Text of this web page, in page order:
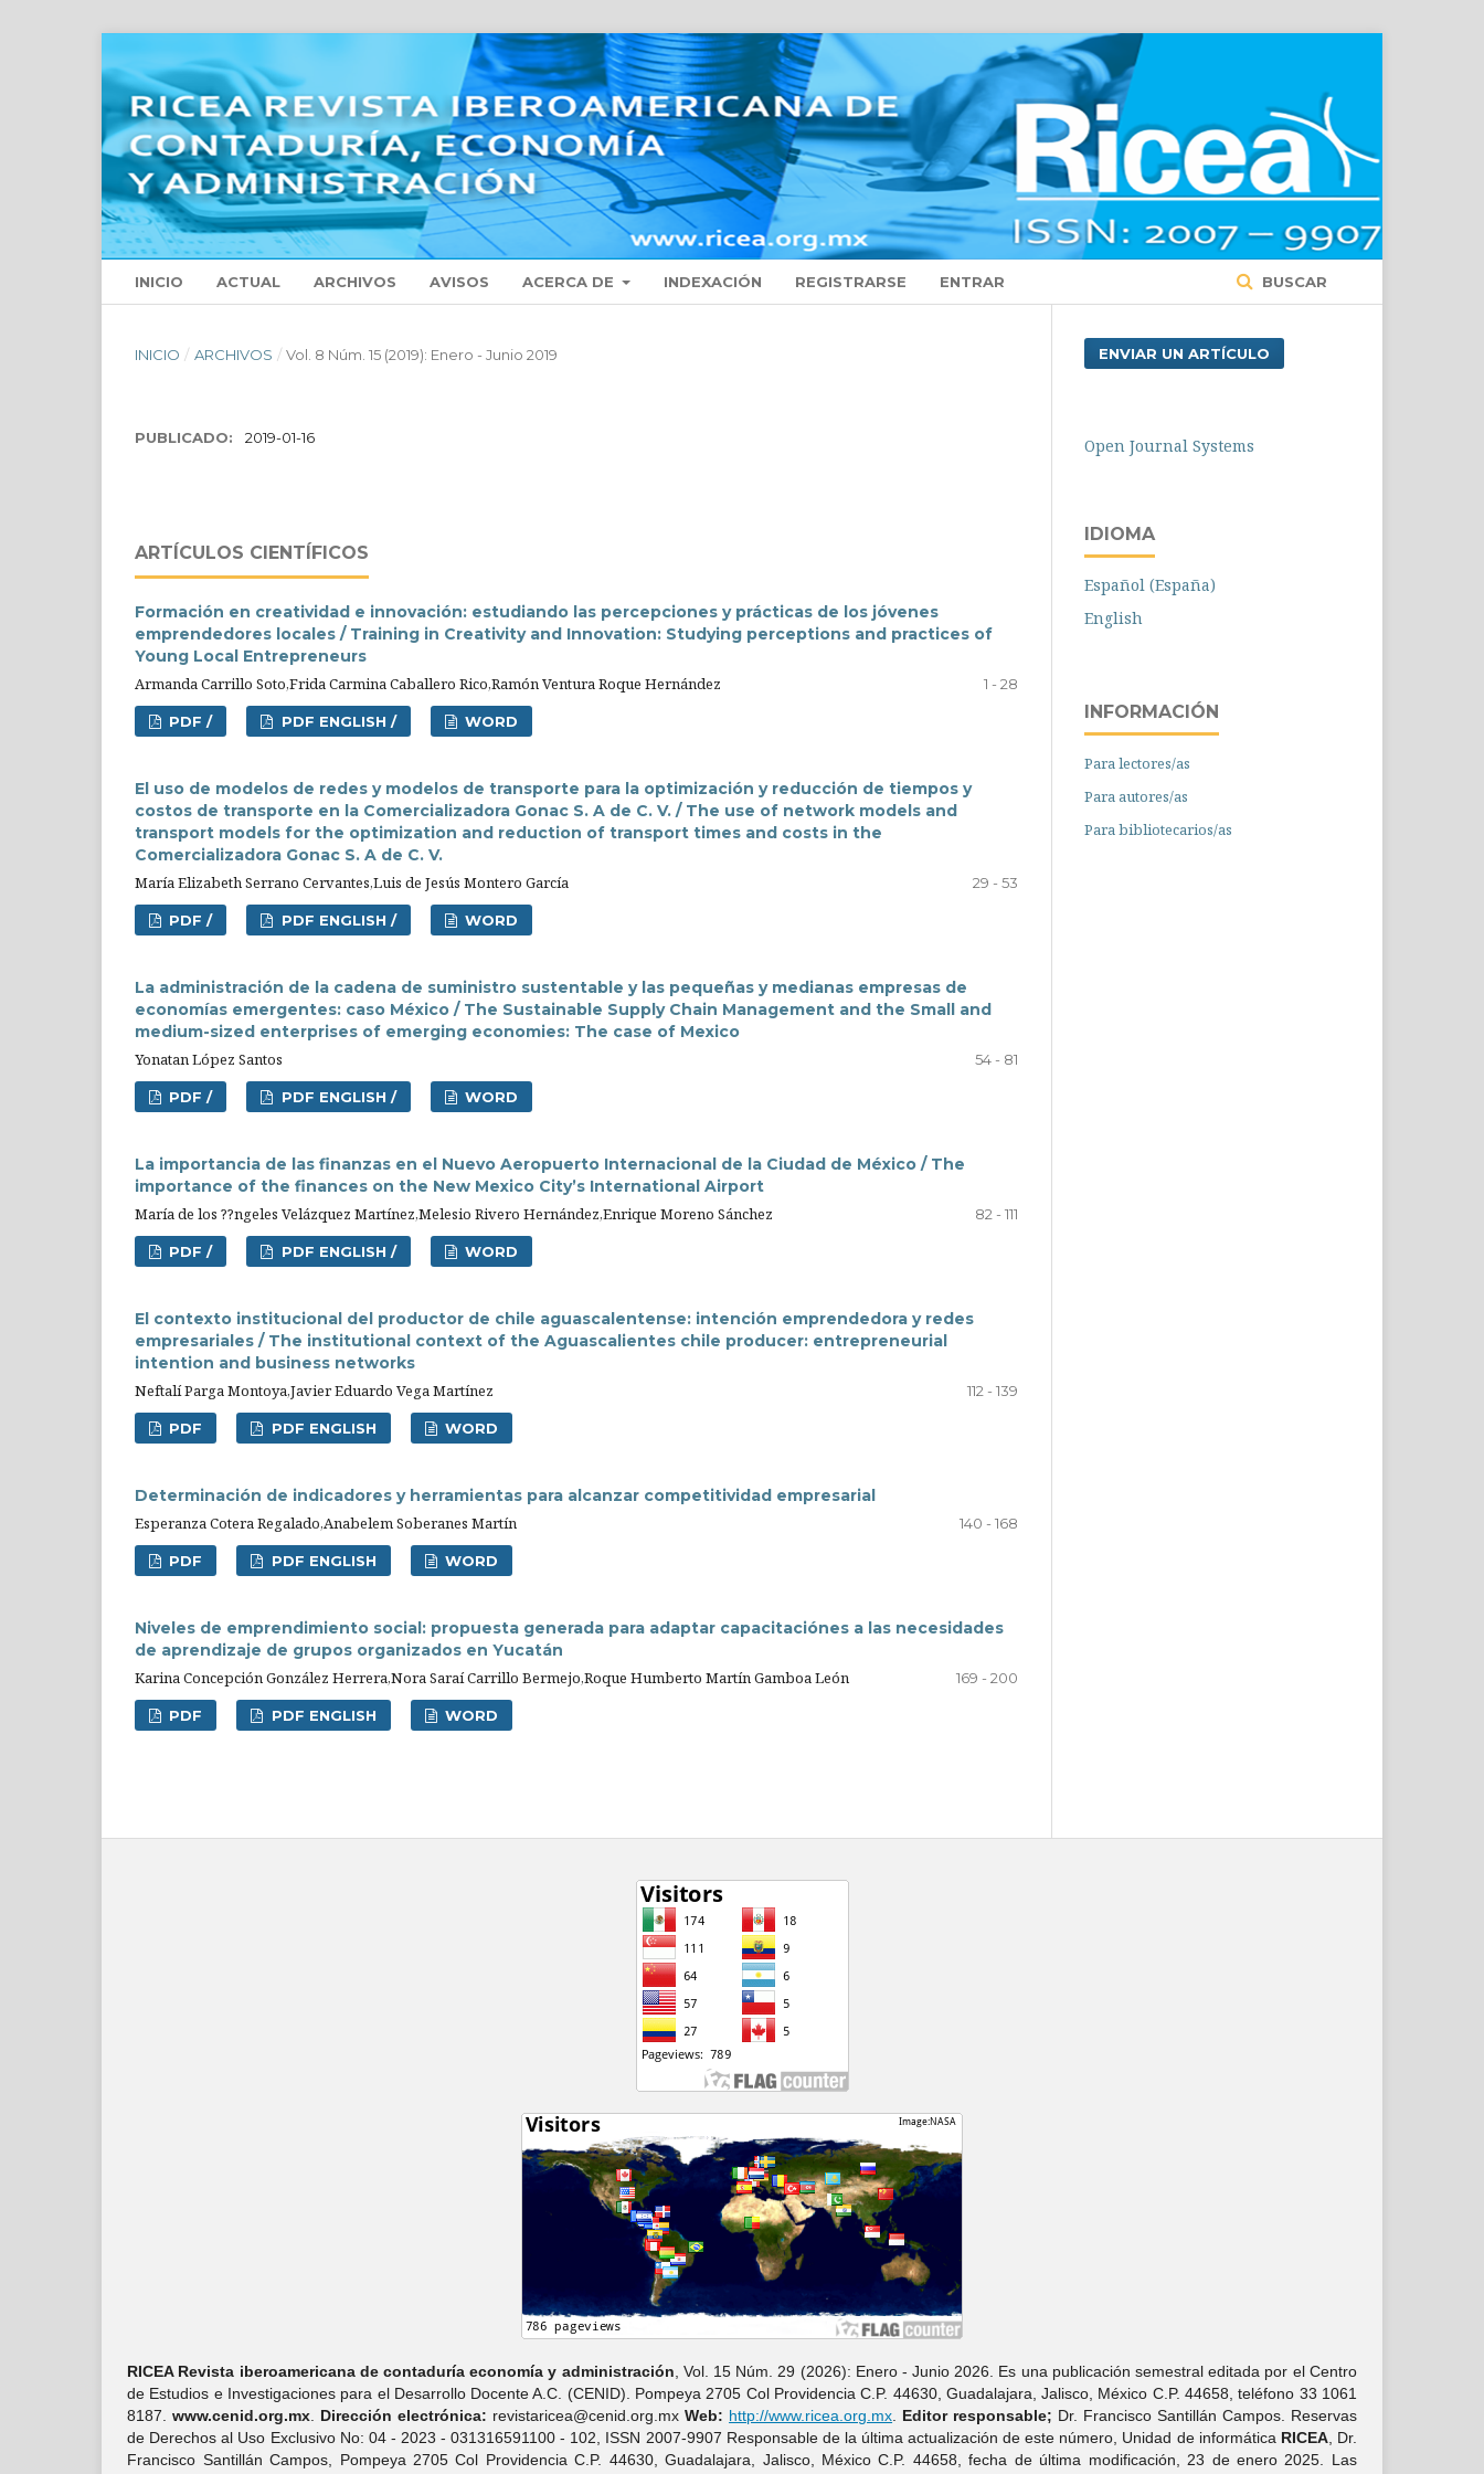
INICIO ACTUAL ARCHIVOS AVISOS ACERCA DE INDEXACIÓN REGISTRARSE ENTRAR BUSCAR
INICIO / ARCHIVOS / Vol. 8 Núm. 15 (2019): Enero - Junio 2019
PUBLICADO: 2019-01-16
ARTÍCULOS CIENTÍFICOS
Formación en creatividad e innovación: estudiando las percepciones y prácticas de los jóvenes
emprendedores locales / Training in Creativity and Innovation: Studying perceptions and practices of
Young Local Entrepreneurs
Armanda Carrillo Soto,Frida Carmina Caballero Rico,Ramón Ventura Roque Hernández
1 - 28
PDF / PDF ENGLISH / WORD
El uso de modelos de redes y modelos de transporte para la optimización y reducción de tiempos y
costos de transporte en la Comercializadora Gonac S. A de C. V. / The use of network models and
transport models for the optimization and reduction of transport times and costs in the
Comercializadora Gonac S. A de C. V.
María Elizabeth Serrano Cervantes,Luis de Jesús Montero García
29 - 53
PDF / PDF ENGLISH / WORD
La administración de la cadena de suministro sustentable y las pequeñas y medianas empresas de
economías emergentes: caso México / The Sustainable Supply Chain Management and the Small and
medium-sized enterprises of emerging economies: The case of Mexico
Yonatan López Santos
54 - 81
PDF / PDF ENGLISH / WORD
La importancia de las finanzas en el Nuevo Aeropuerto Internacional de la Ciudad de México / The
importance of the finances on the New Mexico City’s International Airport
María de los ??ngeles Velázquez Martínez,Melesio Rivero Hernández,Enrique Moreno Sánchez
82 - 111
PDF / PDF ENGLISH / WORD
El contexto institucional del productor de chile aguascalentense: intención emprendedora y redes
empresariales / The institutional context of the Aguascalientes chile producer: entrepreneurial
intention and business networks
Neftalí Parga Montoya,Javier Eduardo Vega Martínez
112 - 139
PDF PDF ENGLISH WORD
Determinación de indicadores y herramientas para alcanzar competitividad empresarial
Esperanza Cotera Regalado,Anabelem Soberanes Martín
140 - 168
PDF PDF ENGLISH WORD
Niveles de emprendimiento social: propuesta generada para adaptar capacitaciónes a las necesidades
de aprendizaje de grupos organizados en Yucatán
Karina Concepción González Herrera,Nora Saraí Carrillo Bermejo,Roque Humberto Martín Gamboa León
169 - 200
PDF PDF ENGLISH WORD
ENVIAR UN ARTÍCULO
Open Journal Systems
IDIOMA
Español (España)
English
INFORMACIÓN
Para lectores/as
Para autores/as
Para bibliotecarios/as
RICEA Revista iberoamericana de contaduría economí­a y administración , Vol. 15 Núm. 29 (2026): Enero - Junio 2026. Es una publicación semestral editada por el Centro
de Estudios e Investigaciones para el Desarrollo Docente A.C. (CENID). Pompeya 2705 Col Providencia C.P. 44630, Guadalajara, Jalisco, México C.P. 44658, teléfono 33 1061
8187.www.cenid.org.mx Dirección electrónica: revistaricea@cenid.org.mxWeb: http://www.ricea.org.mx Editor responsable; Dr. Francisco Santillán Campos. Reservas
de Derechos al Uso Exclusivo No: 04 - 2023 - 031316591100 - 102, ISSN 2007-9907 Responsable de la última actualización de este número, Unidad de informática RICEA, Dr.
Francisco Santillán Campos, Pompeya 2705 Col Providencia C.P. 44630, Guadalajara, Jalisco, México C.P. 44658, fecha de última modificación, 23 de enero 2025. Las